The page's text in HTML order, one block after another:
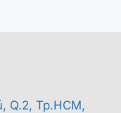
Q.2, Tp.HCM,